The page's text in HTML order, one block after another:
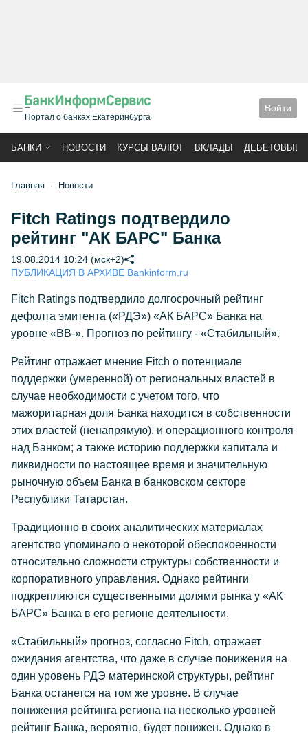
Портал о банках Екатеринбурга
Войти
БАНКИ НОВОСТИ КУРСЫ ВАЛЮТ ВКЛАДЫ ДЕБЕТОВЫЕ
Главная Новости
Fitch Ratings подтвердило
рейтинг "АК БАРС" Банка
19.08.2014 10:24 (мск+2)
ПУБЛИКАЦИЯ В АРХИВЕ Bankinform.ru
Fitch Ratings подтвердило долгосрочный рейтинг
дефолта эмитента («РДЭ») «АК БАРС» Банка на
уровне «BB-». Прогноз по рейтингу - «Стабильный».
Рейтинг отражает мнение Fitch о потенциале
поддержки (умеренной) от региональных властей в
случае необходимости с учетом того, что
мажоритарная доля Банка находится в собственности
этих властей (ненапрямую), и операционного контроля
над Банком; а также историю поддержки капитала и
ликвидности по настоящее время и значительную
рыночную объем Банка в банковском секторе
Республики Татарстан.
Традиционно в своих аналитических материалах
агентство упоминало о некоторой обеспокоенности
относительно сложности структуры собственности и
корпоративного управления. Однако рейтинги
подкрепляются существенными долями рынка у «АК
БАРС» Банка в его регионе деятельности.
«Стабильный» прогноз, согласно Fitch, отражает
ожидания агентства, что даже в случае понижения на
один уровень РДЭ материнской структуры, рейтинг
Банка останется на том же уровне. В случае
понижения рейтинга региона на несколько уровней
рейтинг Банка, вероятно, будет понижен. Однако в